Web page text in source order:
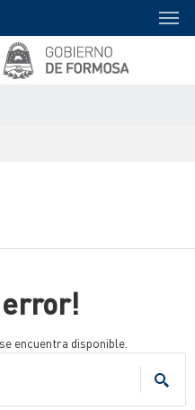
encuentra disponible.